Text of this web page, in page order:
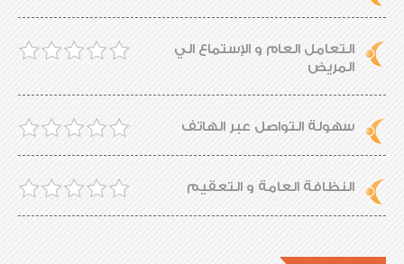
التعامل العام و الإستماع الي
المريض
سهولة التواصل عبر الهاتف
النظافة العامة و التعقيم